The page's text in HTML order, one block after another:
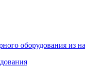
оборудования из